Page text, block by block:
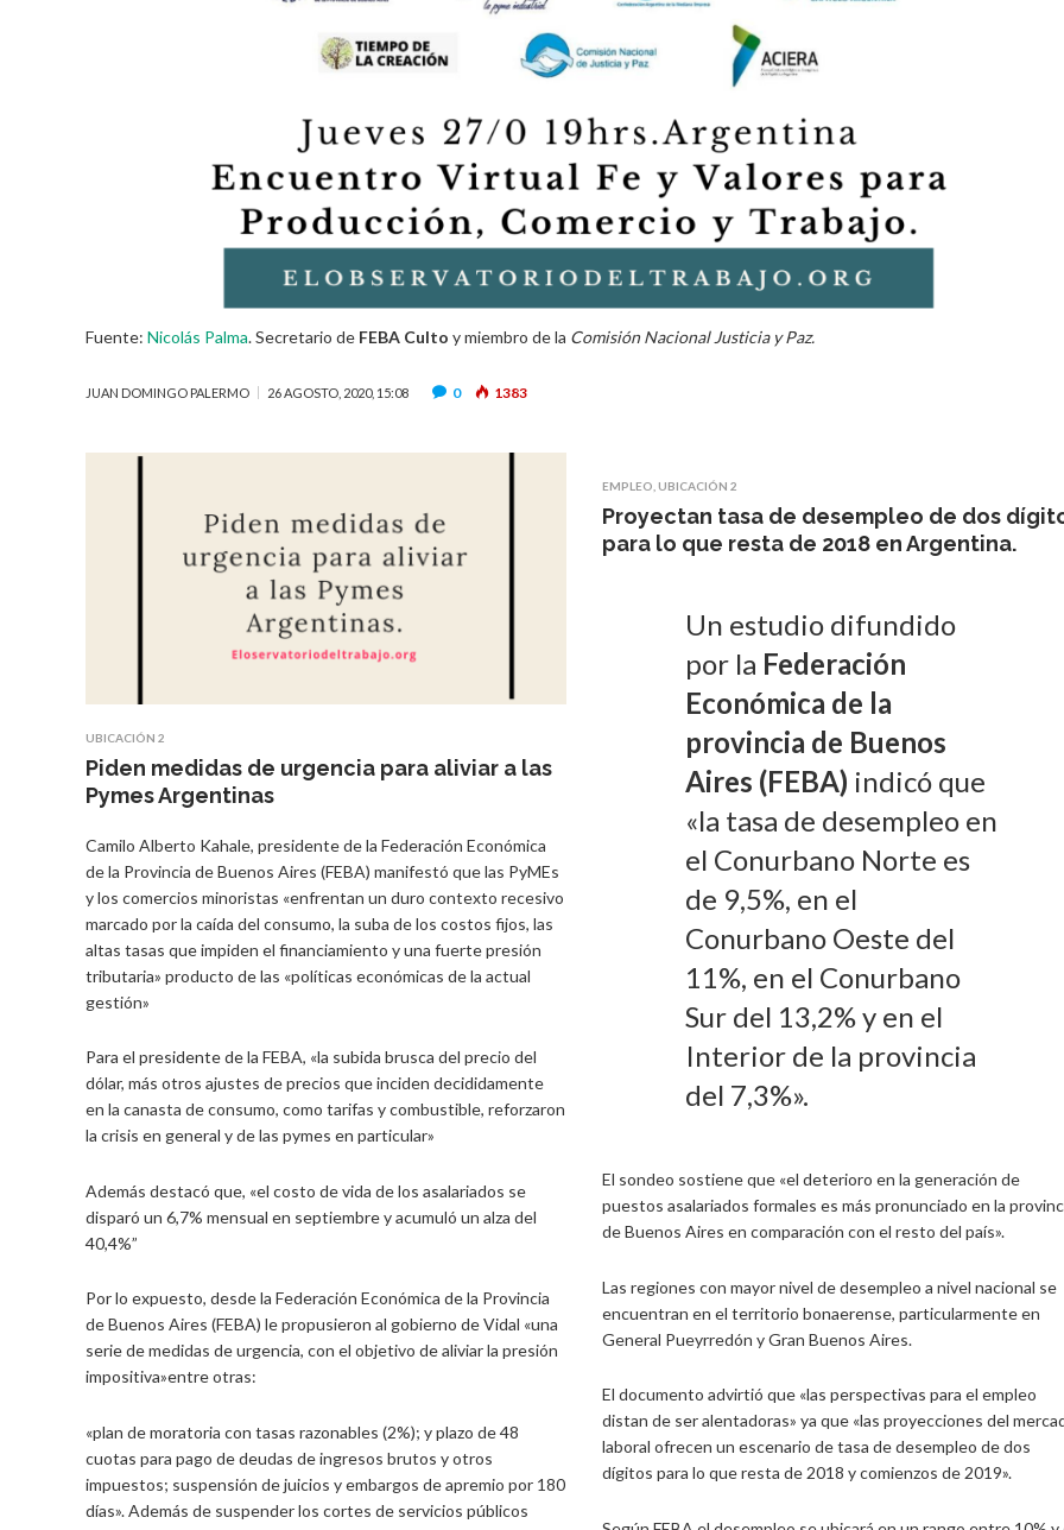
Fuente: Nicolás Palma. Secretario de FEBA Culto y miembro de la Comisión Nacional Justicia y Paz.
JUAN DOMINGO PALERMO 26 AGOSTO, 2020, 15:08 0 1383
UBICACIÓN 2
Piden medidas de urgencia para aliviar a las
Pymes Argentinas
Camilo Alberto Kahale, presidente de la Federación Económica
de la Provincia de Buenos Aires (FEBA) manifestó que las PyMEs
y los comercios minoristas «enfrentan un duro contexto recesivo
marcado por la caída del consumo, la suba de los costos fijos, las
altas tasas que impiden el financiamiento y una fuerte presión
tributaria» producto de las «políticas económicas de la actual
gestión»
Para el presidente de la FEBA, «la subida brusca del precio del
dólar, más otros ajustes de precios que inciden decididamente
en la canasta de consumo, como tarifas y combustible, reforzaron
la crisis en general y de las pymes en particular»
Además destacó que, «el costo de vida de los asalariados se
disparó un 6,7% mensual en septiembre y acumuló un alza del
40,4%”
Por lo expuesto, desde la Federación Económica de la Provincia
de Buenos Aires (FEBA) le propusieron al gobierno de Vidal «una
serie de medidas de urgencia, con el objetivo de aliviar la presión
impositiva»entre otras:
«plan de moratoria con tasas razonables (2%); y plazo de 48
cuotas para pago de deudas de ingresos brutos y otros
impuestos; suspensión de juicios y embargos de apremio por 180
días». Además de suspender los cortes de servicios públicos
EMPLEO ,UBICACIÓN 2
Proyectan tasa de desempleo de dos
para lo que resta de 2018 en Argentina.
Un estudio difundido
por la Federación
Económica de la
provincia de Buenos
Aires (FEBA) indicó que
«la tasa de desempleo en
el Conurbano Norte es
de 9,5%, en el
Conurbano Oeste del
11%, en el Conurbano
Sur del 13,2% y en el
Interior de la provincia
del 7,3%».
El sondeo sostiene que «el deterioro en la generación de
puestos asalariados formales es más pronunciado en la
de Buenos Aires en comparación con el resto del país».
Las regiones con mayor nivel de desempleo a nivel nacional se
encuentran en el territorio bonaerense, particularmente en
General Pueyrredón y Gran Buenos Aires.
El documento advirtió que «las perspectivas para el empleo
distan de ser alentadoras» ya que «las proyecciones del
laboral ofrecen un escenario de tasa de desempleo de dos
dígitos para lo que resta de 2018 y comienzos de 2019».